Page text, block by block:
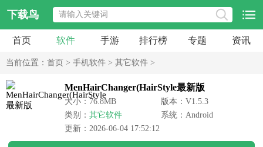
下载鸟
首页 软件 手游 排行榜 专题 资讯
当前位置： 首页 > 手机软件 > 其它软件 >
MenHairChanger(HairStyle最新版
大小：76.8MB
版本：V1.5.3
类别： 其它软件
系统：Android
更新：2026-06-04 17:52:12